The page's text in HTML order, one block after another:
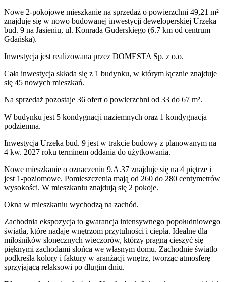
Nowe 2-pokojowe mieszkanie na sprzedaż o powierzchni 49,21 m²
znajduje się w nowo budowanej inwestycji deweloperskiej Urzeka
bud. 9 na Jasieniu, ul. Konrada Guderskiego (6.7 km od centrum
Gdańska).
Inwestycja jest realizowana przez DOMESTA Sp. z o.o.
Cała inwestycja składa się z 1 budynku, w którym łącznie znajduje
się 45 nowych mieszkań.
Na sprzedaż pozostaje 36 ofert o powierzchni od 33 do 67 m².
W budynku jest 5 kondygnacji naziemnych oraz 1 kondygnacja
podziemna.
Inwestycja Urzeka bud. 9 jest w trakcie budowy z planowanym na
4 kw. 2027 roku terminem oddania do użytkowania.
Nowe mieszkanie o oznaczeniu 9.A.37 znajduje się na 4 piętrze i
jest 1-poziomowe. Pomieszczenia mają od 260 do 280 centymetrów
wysokości. W mieszkaniu znajdują się 2 pokoje.
Okna w mieszkaniu wychodzą na zachód.
Zachodnia ekspozycja to gwarancja intensywnego popołudniowego
światła, które nadaje wnętrzom przytulności i ciepła. Idealne dla
miłośników słonecznych wieczorów, którzy pragną cieszyć się
pięknymi zachodami słońca we własnym domu. Zachodnie światło
podkreśla kolory i faktury w aranżacji wnętrz, tworząc atmosferę
sprzyjającą relaksowi po długim dniu.